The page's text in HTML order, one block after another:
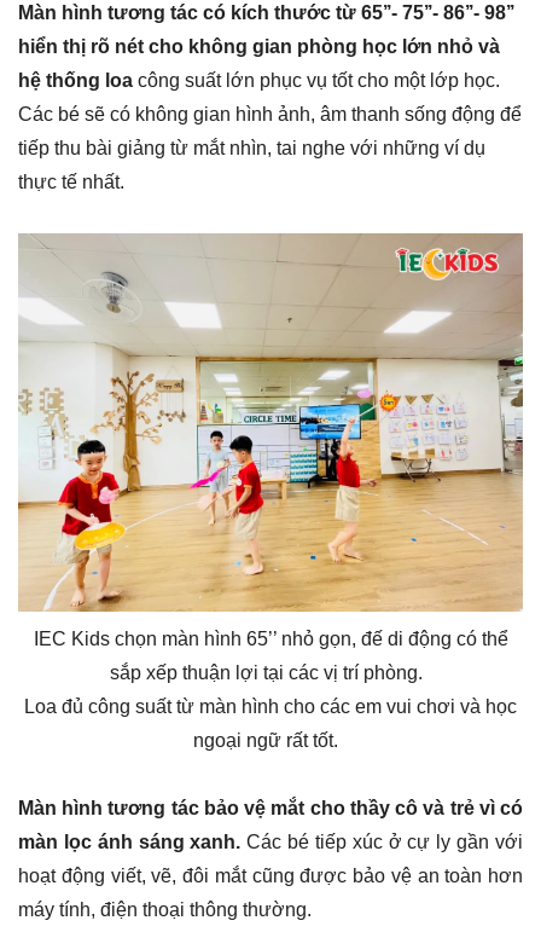
Màn hình tương tác có kích thước từ 65’’- 75’’- 86’’- 98’’
hiển thị rõ nét cho không gian phòng học lớn nhỏ và
hệ thống loa công suất lớn phục vụ tốt cho một lớp học.
Các bé sẽ có không gian hình ảnh, âm thanh sống động để
tiếp thu bài giảng từ mắt nhìn, tai nghe với những ví dụ
thực tế nhất.
IEC Kids chọn màn hình 65’’ nhỏ gọn, đế di động có thể
sắp xếp thuận lợi tại các vị trí phòng.
Loa đủ công suất từ màn hình cho các em vui chơi và học
ngoại ngữ rất tốt.
Màn hình tương tác bảo vệ mắt cho thầy cô và trẻ vì có
màn lọc ánh sáng xanh.Các bé tiếp xúc ở cự ly gần với
hoạt động viết, vẽ, đôi mắt cũng được bảo vệ an toàn hơn
máy tính, điện thoại thông thường.